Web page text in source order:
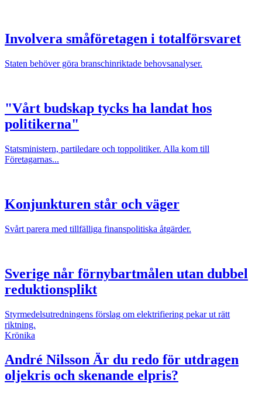
Involvera småföretagen i totalförsvaret
Staten behöver göra branschinriktade behovsanalyser.
"Vårt budskap tycks ha landat hos
politikerna"
Statsministern, partiledare och toppolitiker. Alla kom till
Företagarnas...
Konjunkturen står och väger
Svårt parera med tillfälliga finanspolitiska åtgärder.
Sverige når förnybartmålen utan dubbel
reduktionsplikt
Styrmedelsutredningens förslag om elektrifiering pekar ut rätt
riktning.
Krönika
André Nilsson Är du redo för utdragen
oljekris och skenande elpris?